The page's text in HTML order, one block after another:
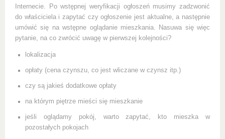
Internecie. Po wstępnej weryfikacji ogłoszeń musimy zadzwonić
do właściciela i zapytać czy ogłoszenie jest aktualne, a następnie
umówić się na wstępne oglądanie mieszkania. Nasuwa się więc
pytanie, na co zwrócić uwagę w pierwszej kolejności?
lokalizacja
opłaty (cena czynszu, co jest wliczane w czynsz itp.)
czy są jakieś dodatkowe opłaty
na którym piętrze mieści się mieszkanie
jeśli oglądamy pokój, warto zapytać, kto mieszka w
pozostałych pokojach